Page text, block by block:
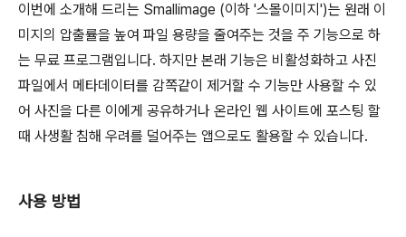
이번에 소개해 드리는 Smallimage (이하 '스몰이미지')는 원래 이
미지의 압출률을 높여 파일 용량을 줄여주는 것을 주 기능으로 하
는 무료 프로그램입니다. 하지만 본래 기능은 비활성화하고 사진
파일에서 메타데이터를 감쪽같이 제거할 수 기능만 사용할 수 있
어 사진을 다른 이에게 공유하거나 온라인 웹 사이트에 포스팅 할
때 사생활 침해 우려를 덜어주는 앱으로도 활용할 수 있습니다.
사용 방법